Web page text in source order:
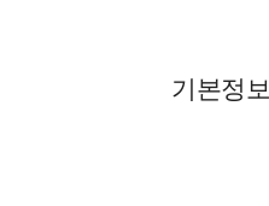
기본정보